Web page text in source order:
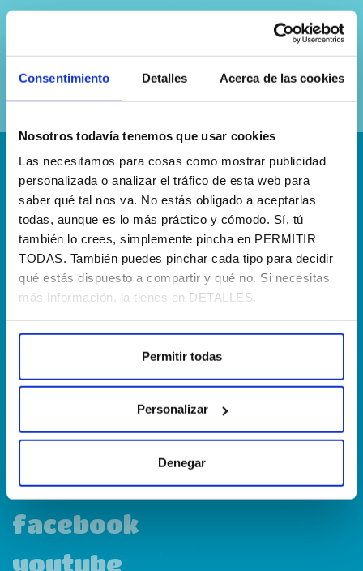
Consentimiento Detalles Acerca de las cookies
Nosotros todavía tenemos que usar cookies
Las necesitamos para cosas como mostrar publicidad
personalizada o analizar el tráfico de esta web para
saber qué tal nos va. No estás obligado a aceptarlas
todas, aunque es lo más práctico y cómodo. Sí, tú
también lo crees, simplemente pincha en PERMITIR
TODAS. También puedes pinchar cada tipo para decidir
qué estás dispuesto a compartir y qué no. Si necesitas
más información, la tienes en DETALLES.
Permitir todas
Personalizar
Denegar
política de
privacidad
¡Escríbenos!
hola@agenciapisto.com
¿Hablamos?!
(+34) 910 40 46 33
¿Dónde estamos?
linkedin
instagram
facebook
youtube